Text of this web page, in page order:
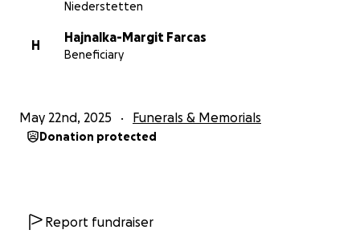
Niederstetten
H
Hajnalka-Margit Farcas
Beneficiary
May 22nd, 2025 Funerals & Memorials
Donation protected
Report fundraiser